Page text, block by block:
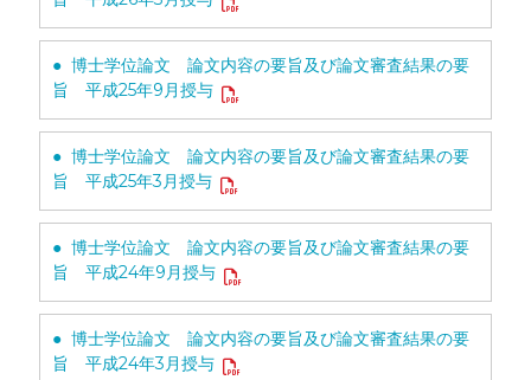
● 博士学位論文 論文内容の要旨及び論文審査結果の要
旨 平成25年9月授与
● 博士学位論文 論文内容の要旨及び論文審査結果の要
旨 平成25年3月授与
● 博士学位論文 論文内容の要旨及び論文審査結果の要
旨 平成24年9月授与
● 博士学位論文 論文内容の要旨及び論文審査結果の要
旨 平成24年3月授与